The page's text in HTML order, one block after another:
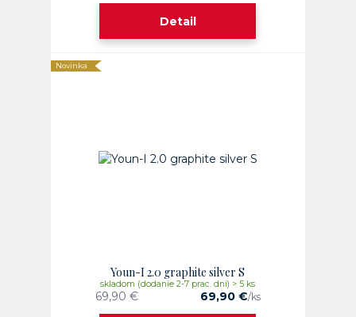
Detail
Novinka
Youn-I 2.0 graphite silver S
69,90 € 69,90 €/ks
skladom (dodanie 2-7 prac. dni) > 5 ks